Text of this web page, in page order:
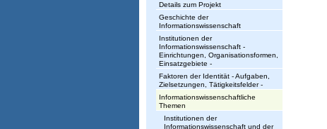
s
s
c
Details zum Projekt
Geschichte der
Informationswissenschaft
Institutionen der
Informationswissenschaft -
Einrichtungen, Organisationsformen,
Einsatzgebiete -
Faktoren der Identität - Aufgaben,
Zielsetzungen, Tätigkeitsfelder -
Informationswissenschaftliche
Themen
Institutionen der
Informationswissenschaft und der